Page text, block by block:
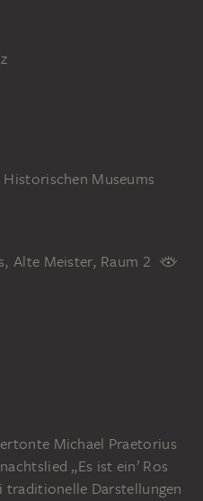
Museums
Alte Meister, Raum 2
Michael Praetorius
„Es ist ein’ Ros
traditionelle Darstellungen